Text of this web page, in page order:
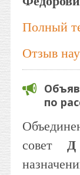
Полный
Отзыв
по
совет Д